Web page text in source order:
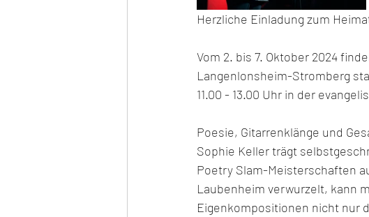
Herzliche Einladung zum
Vom 2. bis 7. Oktober 2024
Langenlonsheim-Stromberg
11.00 - 13.00 Uhr in der
Poesie, Gitarrenklänge und
Sophie Keller trägt
Poetry Slam-Meisterschaften
Laubenheim verwurzelt, kann
Eigenkompositionen nicht nur